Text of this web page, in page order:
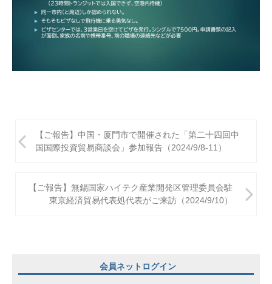
稿
ョ
【ご報告】中国・厦門市で開催された「第二十四回中
国国際投資貿易商談会」参加報告（2024/9/8-11）
【ご報告】無錫国家ハイテク産業開発区管理委員会駐
東京経済貿易代表処代表がご来訪（2024/9/10）
会員ネットログイン